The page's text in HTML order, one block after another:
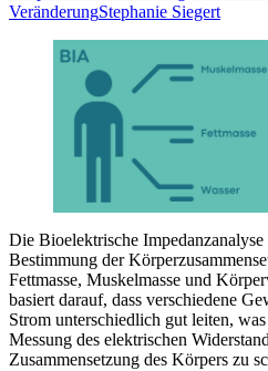
VeränderungStephanie Siegert
Die Bioelektrische
Bestimmung der
Fettmasse, Muskelmasse und
basiert darauf, dass verschiedene
Strom unterschiedlich gut leiten,
Messung des elektrischen
Zusammensetzung des Körpers zu